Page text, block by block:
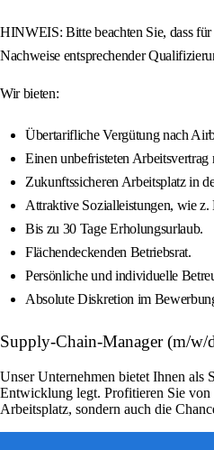
HINWEIS: Bitte beachten Sie, dass
Nachweise entsprechender
Wir bieten:
Übertarifliche Vergütung nach
Einen unbefristeten
Zukunftssicheren Arbeitsplatz in
Attraktive Sozialleistungen, wie
Bis zu 30 Tage Erholungsurlaub.
Flächendeckenden Betriebsrat.
Persönliche und individuelle
Absolute Diskretion im
Supply-Chain-Manager (m/w/
Unser Unternehmen bietet Ihnen als
Entwicklung legt. Profitieren Sie von
Arbeitsplatz, sondern auch die